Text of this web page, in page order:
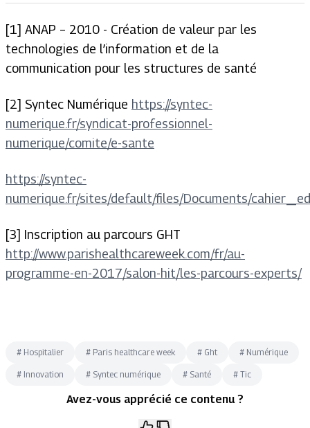
[1] ANAP – 2010 - Création de valeur par les
technologies de l’information et de la
communication pour les structures de santé
[2] Syntec Numérique https://syntec-
numerique.fr/syndicat-professionnel-
numerique/comite/e-sante
https://syntec-
numerique.fr/sites/default/files/Documents/
[3] Inscription au parcours GHT
http://www.parishealthcareweek.com/fr/au-
programme-en-2017/salon-hit/les-parcours-experts/
# Hospitalier # Paris healthcare week # Ght # Numérique
# Innovation # Syntec numérique # Santé # Tic
Avez-vous apprécié ce contenu ?